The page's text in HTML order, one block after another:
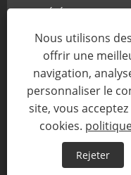
TÉLÉCHARGER
CONTACTEZ-NOUS
Copyright © 2022
Chapeau de paille
cowboy - Tous droits
politique de
Nous utilisons
offrir une
navigation,
personnaliser le
site, vous
cookies.
Rejeter